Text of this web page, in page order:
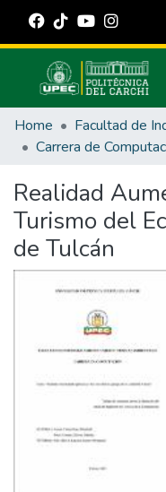
Communities &
All of DSpace
Estadísticas Externas
Manuales
Home
Carrera de
Realidad
Turismo del
de Tulcán